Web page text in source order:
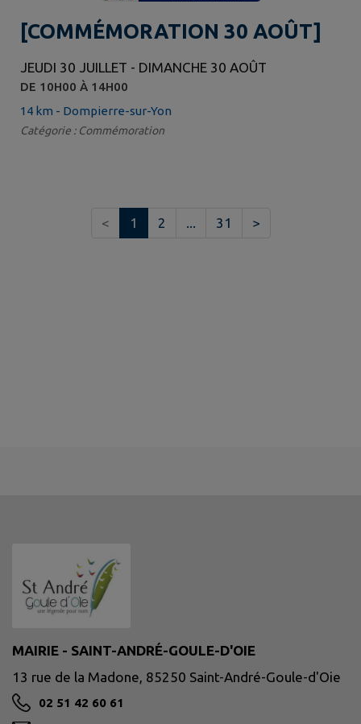
[COMMÉMORATION 30 AOÛT]
JEUDI 30 JUILLET - DIMANCHE 30 AOÛT
DE 10H00 À 14H00
14 km - Dompierre-sur-Yon
Catégorie : Commémoration
< 1 2 ... 31 >
MAIRIE - SAINT-ANDRÉ-GOULE-D'OIE
13 rue de la Madone, 85250 Saint-André-Goule-d'Oie
02 51 42 60 61